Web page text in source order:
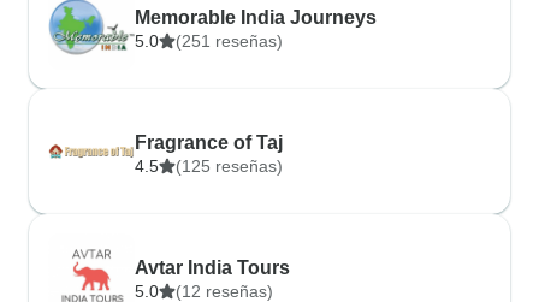
Memorable India Journeys
5.0 (251 reseñas)
Fragrance of Taj
4.5 (125 reseñas)
Avtar India Tours
5.0 (12 reseñas)